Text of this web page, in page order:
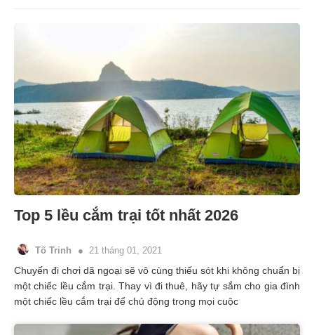
Top 5 lều cắm trại tốt nhất 2026
Tố Trinh 21 tháng 01, 2021
Chuyến đi chơi dã ngoại sẽ vô cùng thiếu sót khi không chuẩn bị
một chiếc lều cắm trại. Thay vì đi thuê, hãy tự sắm cho gia đình
một chiếc lều cắm trại để chủ động trong mọi cuộc